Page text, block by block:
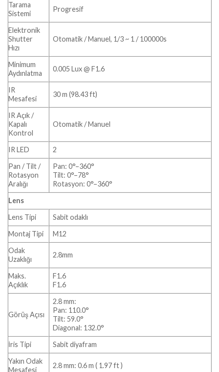
Tarama
Sistemi
Progresif
Elektronik
Shutter
Hızı
Otomatik / Manuel, 1/3 ~ 1 / 100000s
Minimum
Aydınlatma
0.005 Lux @ F1.6
IR
Mesafesi
30 m (98.43 ft)
IR Açık /
Kapalı
Kontrol
Otomatik / Manuel
IR LED
2
Pan / Tilt /
Rotasyon
Aralığı
Pan: 0°–360°
Tilt: 0°–78°
Rotasyon: 0°–360°
Lens
Lens Tipi
Sabit odaklı
Montaj Tipi
M12
Odak
Uzaklığı
2.8mm
Maks.
Açıklık
F1.6
F1.6
Görüş Açısı
2.8 mm:
Pan: 110.0°
Tilt: 59.0°
Diagonal: 132.0°
İris Tipi
Sabit diyafram
Yakın Odak
Mesafesi
2.8 mm: 0.6 m ( 1.97 ft )